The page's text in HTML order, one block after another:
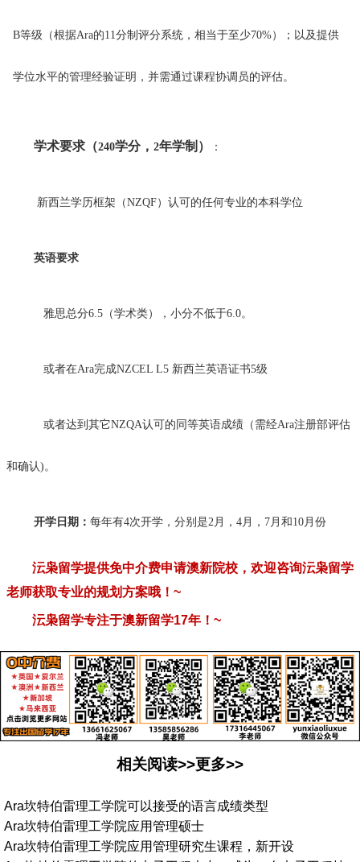
B等级（根据Ara的11分制评分系统，相当于至少70%）；以及提供
学位水平的管理经验证明，并需通过课程协调员的评估。
学术要求（240学分， 2年学制） ：
新西兰学历框架（NZQF）认可的任何专业的本科学位
英语要求
雅思总分6.5 （学术类），小分不低于6.0。
或者在Ara完成NZCEL L5 新西兰英语证书5级
或者达到其它NZQA认可的同等英语成绩（需经Ara注册部评估
和确认)。
开学日期： 每年有4次开学，分别是2月， 4月， 7月和 10月份
沄枭留学提供免中介费申请澳新院校，欢迎咨询沄枭留学
老师获取专业的规划方案哦！ ~
沄枭留学专注于澳新留学17年！ ~
相关阅读>>更多>>
Ara坎特伯雷理工学院可以接受的语言成绩类型
Ara坎特伯雷理工学院应用管理硕士
Ara坎特伯雷理工学院应用管理研究生课程，新开设